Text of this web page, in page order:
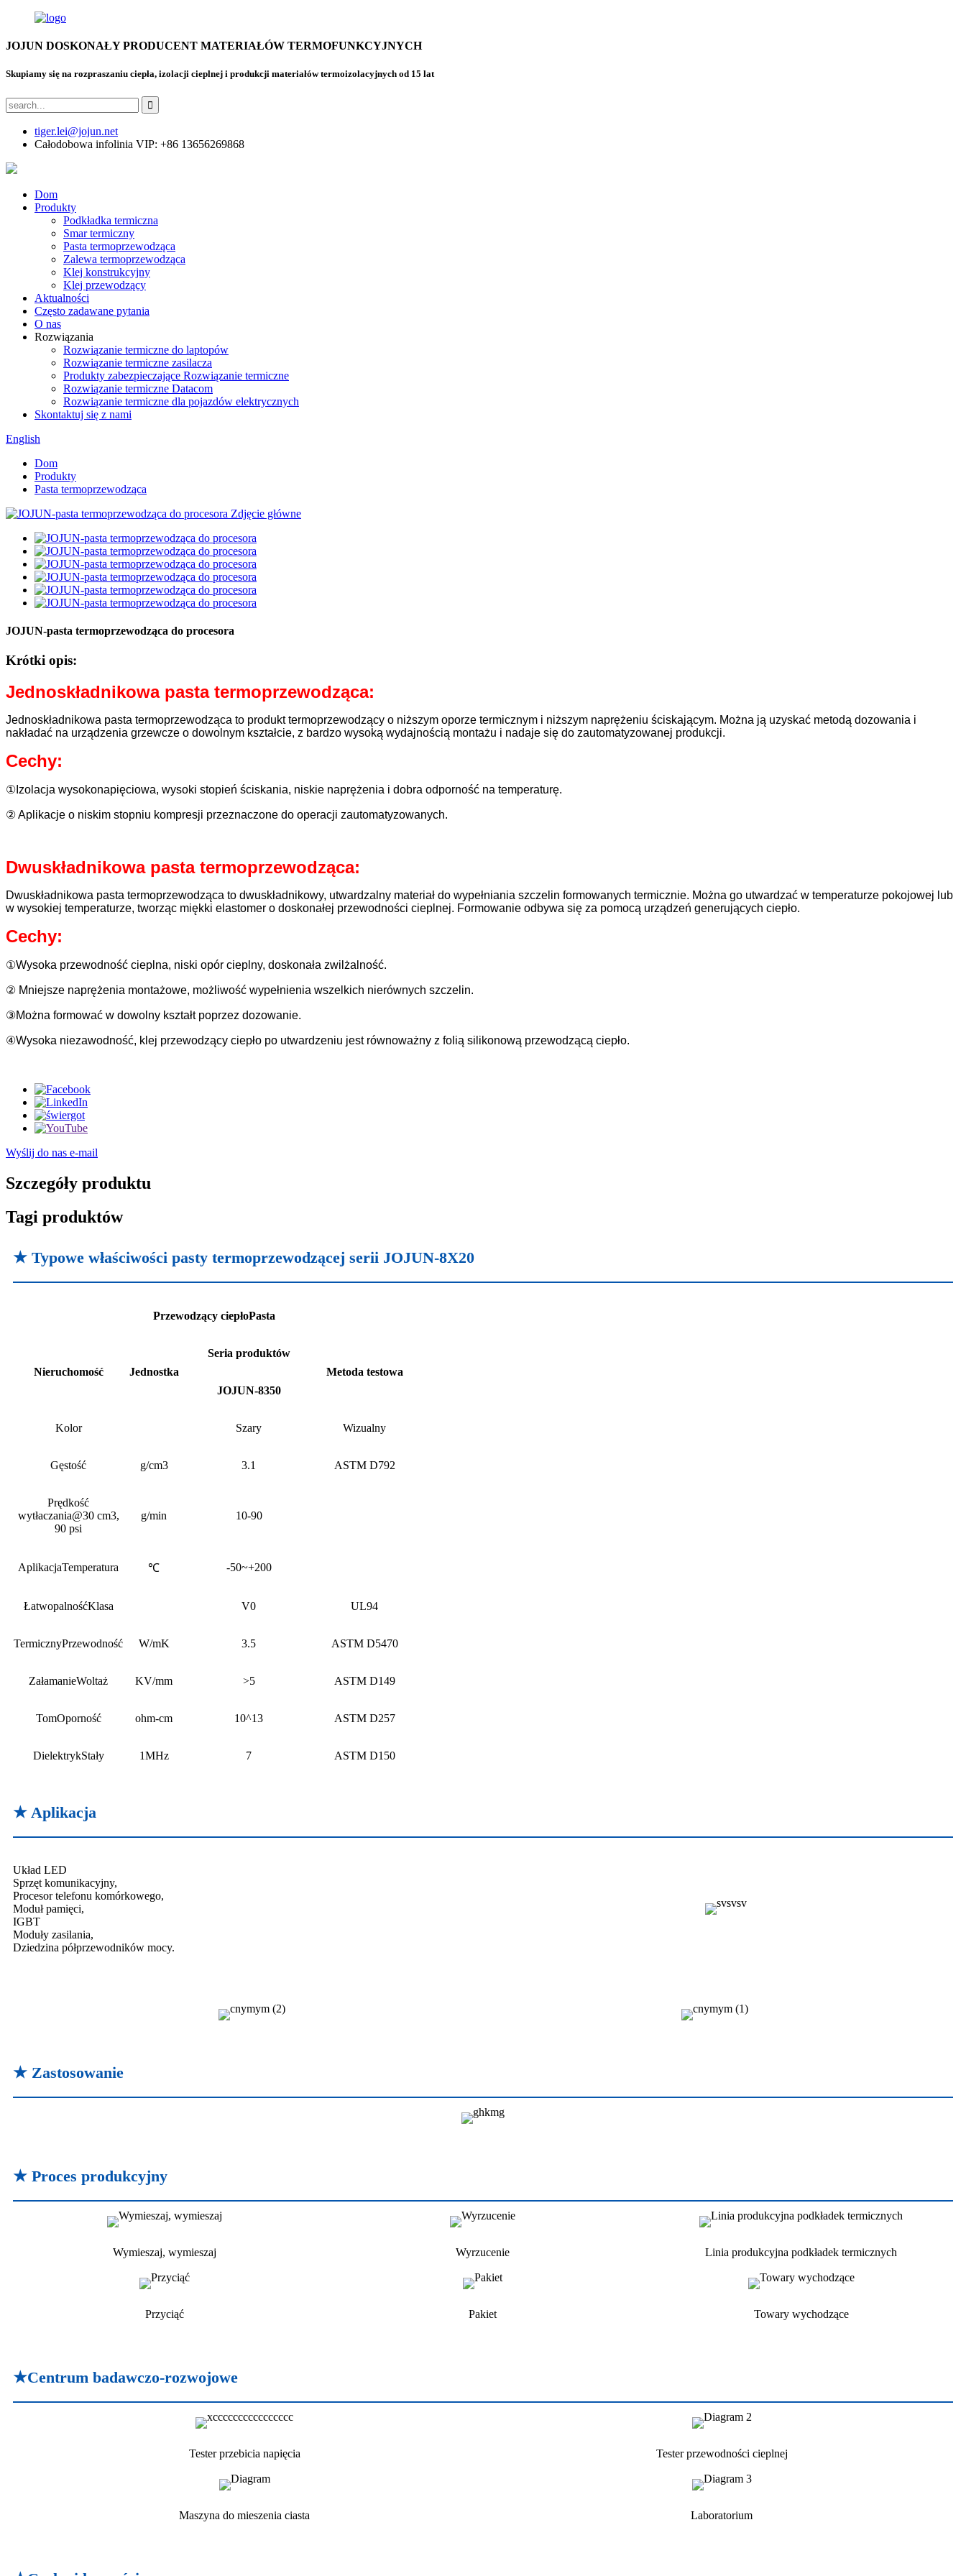
JOJUN DOSKONAŁY PRODUCENT MATERIAŁÓW TERMOFUNKCYJNYCH
Skupiamy się na rozpraszaniu ciepła, izolacji cieplnej i produkcji materiałów termoizolacyjnych od 15 lat
tiger.lei@jojun.net
Całodobowa infolinia VIP: +86 13656269868
Dom
Produkty
Podkładka termiczna
Smar termiczny
Pasta termoprzewodząca
Zalewa termoprzewodząca
Klej konstrukcyjny
Klej przewodzący
Aktualności
Często zadawane pytania
O nas
Rozwiązania
Rozwiązanie termiczne do laptopów
Rozwiązanie termiczne zasilacza
Produkty zabezpieczające Rozwiązanie termiczne
Rozwiązanie termiczne Datacom
Rozwiązanie termiczne dla pojazdów elektrycznych
Skontaktuj się z nami
English
Dom
Produkty
Pasta termoprzewodząca
JOJUN-pasta termoprzewodząca do procesora
Krótki opis:
Jednoskładnikowa pasta termoprzewodząca:
Jednoskładnikowa pasta termoprzewodząca to produkt termoprzewodzący o niższym oporze termicznym i niższym naprężeniu ściskającym. Można ją uzyskać metodą dozowania i
nakładać na urządzenia grzewcze o dowolnym kształcie, z bardzo wysoką wydajnością montażu i nadaje się do zautomatyzowanej produkcji.
Cechy:
①Izolacja wysokonapięciowa, wysoki stopień ściskania, niskie naprężenia i dobra odporność na temperaturę.
② Aplikacje o niskim stopniu kompresji przeznaczone do operacji zautomatyzowanych.
Dwuskładnikowa pasta termoprzewodząca:
Dwuskładnikowa pasta termoprzewodząca to dwuskładnikowy, utwardzalny materiał do wypełniania szczelin formowanych termicznie. Można go utwardzać w temperaturze pokojowej lub
w wysokiej temperaturze, tworząc miękki elastomer o doskonałej przewodności cieplnej. Formowanie odbywa się za pomocą urządzeń generujących ciepło.
Cechy:
①Wysoka przewodność cieplna, niski opór cieplny, doskonała zwilżalność.
② Mniejsze naprężenia montażowe, możliwość wypełnienia wszelkich nierównych szczelin.
③Można formować w dowolny kształt poprzez dozowanie.
④Wysoka niezawodność, klej przewodzący ciepło po utwardzeniu jest równoważny z folią silikonową przewodzącą ciepło.
Wyślij do nas e-mail
Szczegóły produktu
Tagi produktów
★ Typowe właściwości pasty termoprzewodzącej serii JOJUN-8X20
Przewodzący ciepłoPasta
Nieruchomość Jednostka
Seria produktów
Metoda testowa
JOJUN-8350
Kolor Szary Wizualny
Gęstość g/cm3 3.1 ASTM D792
Prędkość
wytłaczania@30 cm3,
90 psi
g/min 10-90
AplikacjaTemperatura ℃ -50~+200
ŁatwopalnośćKlasa V0 UL94
TermicznyPrzewodność W/mK 3.5 ASTM D5470
ZałamanieWoltaż KV/mm >5 ASTM D149
TomOporność ohm-cm 10^13 ASTM D257
DielektrykStały 1MHz 7 ASTM D150
★ Aplikacja
Układ LED
Sprzęt komunikacyjny,
Procesor telefonu komórkowego,
Moduł pamięci,
IGBT
Moduły zasilania,
Dziedzina półprzewodników mocy.
★ Zastosowanie
★ Proces produkcyjny
Wymieszaj, wymieszaj Wyrzucenie Linia produkcyjna podkładek termicznych
Przyciąć Pakiet Towary wychodzące
★Centrum badawczo-rozwojowe
Tester przebicia napięcia Tester przewodności cieplnej
Maszyna do mieszenia ciasta Laboratorium